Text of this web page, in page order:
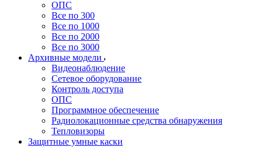
ОПС
Все по 300
Все по 1000
Все по 2000
Все по 3000
Архивные модели
Видеонаблюдение
Сетевое оборудование
Контроль доступа
ОПС
Программное обеспечение
Радиолокационные средства обнаружения
Тепловизоры
Защитные умные каски